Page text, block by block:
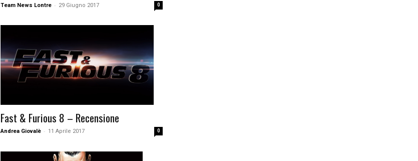
Team News Lontre - 29 Giugno 2017 0
Fast & Furious 8 – Recensione
Andrea Giovalè - 11 Aprile 2017 0